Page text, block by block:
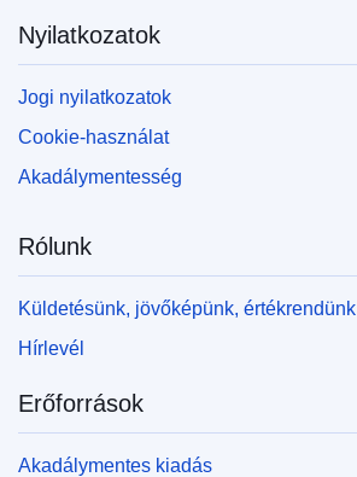
Nyilatkozatok
Jogi nyilatkozatok
Cookie-használat
Akadálymentesség
Rólunk
Küldetésünk, jövőképünk, értékrendünk
Hírlevél
Erőforrások
Akadálymentes kiadás